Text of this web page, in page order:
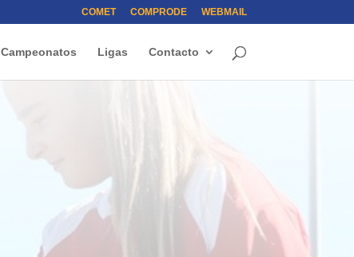
COMET COMPRODE WEBMAIL
Campeonatos Ligas Contacto